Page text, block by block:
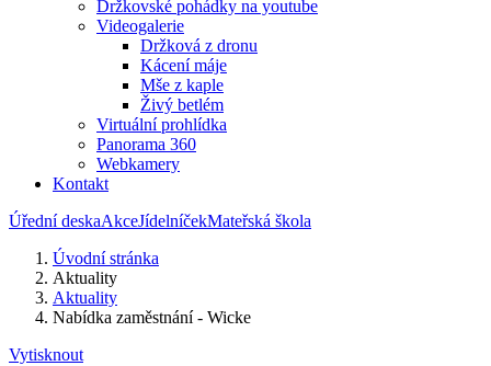
Držkovské pohádky na youtube
Videogalerie
Držková z dronu
Kácení máje
Mše z kaple
Živý betlém
Virtuální prohlídka
Panorama 360
Webkamery
Kontakt
Úřední deskaAkceJídelníčekMateřská škola
Úvodní stránka
Aktuality
Aktuality
Nabídka zaměstnání - Wicke
Vytisknout